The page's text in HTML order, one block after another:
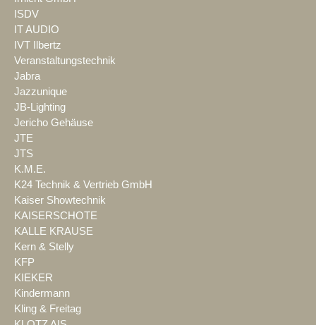
ISDV
IT AUDIO
IVT Ilbertz
Veranstaltungstechnik
Jabra
Jazzunique
JB-Lighting
Jericho Gehäuse
JTE
JTS
K.M.E.
K24 Technik & Vertrieb GmbH
Kaiser Showtechnik
KAISERSCHOTE
KALLE KRAUSE
Kern & Stelly
KFP
KIEKER
Kindermann
Kling & Freitag